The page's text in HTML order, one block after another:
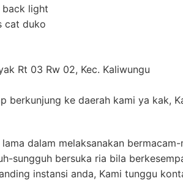
back light
cat duko
Rt 03 Rw 02, Kec. Kaliwungu
berkunjung ke daerah kami ya kak,
dalam melaksanakan
sungguh bersuka ria bila
instansi anda, Kami tunggu